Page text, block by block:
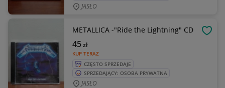
JASŁO
METALLICA -"Ride the Lightning" CD
KUP TERAZ
45zł
CZĘSTO SPRZEDAJE
SPRZEDAJĄCY: OSOBA PRYWATNA
JASŁO